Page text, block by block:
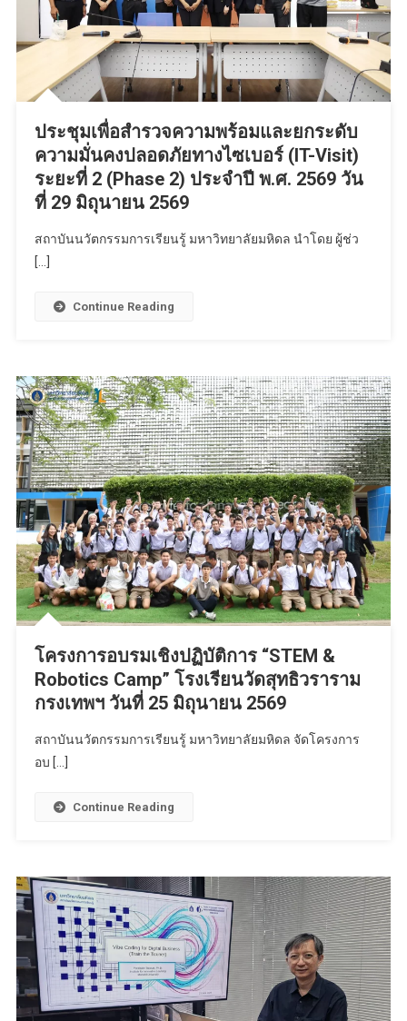
ประชุมเพื่อสำรวจความพร้อมและยกระดับ
ความมั่นคงปลอดภัยทางไซเบอร์ (IT-Visit)
ระยะที่ 2 (Phase 2) ประจำปี พ.ศ. 2569 วัน
ที่ 29 มิถุนายน 2569
สถาบันนวัตกรรมการเรียนรู้ มหาวิทยาลัยมหิดล นำโดย ผู้ช่ว
[…]
Continue Reading
โครงการอบรมเชิงปฏิบัติการ “STEM &
Robotics Camp” โรงเรียนวัดสุทธิวราราม
กรงเทพฯ วันที่ 25 มิถุนายน 2569
สถาบันนวัตกรรมการเรียนรู้ มหาวิทยาลัยมหิดล จัดโครงการ
อบ […]
Continue Reading